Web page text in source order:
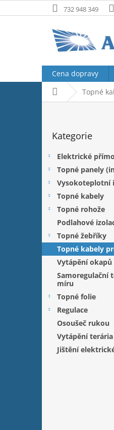
na
732 948 349
Cena dopravy
Domů Topné
e
l
kategorie
Kategorie
Elektrické
Topné panely
Vysokoteplotní
Topné kabely
Topné rohože
Podlahové
Topné žebříky
Topné kabely
Vytápění okapů
Samoregulační
míru
Topné folie
Regulace
Osoušeč rukou
Vytápění terária
Jištění